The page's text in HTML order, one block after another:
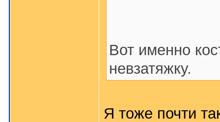
Вот именно
невзатяжку.
Я тоже почти